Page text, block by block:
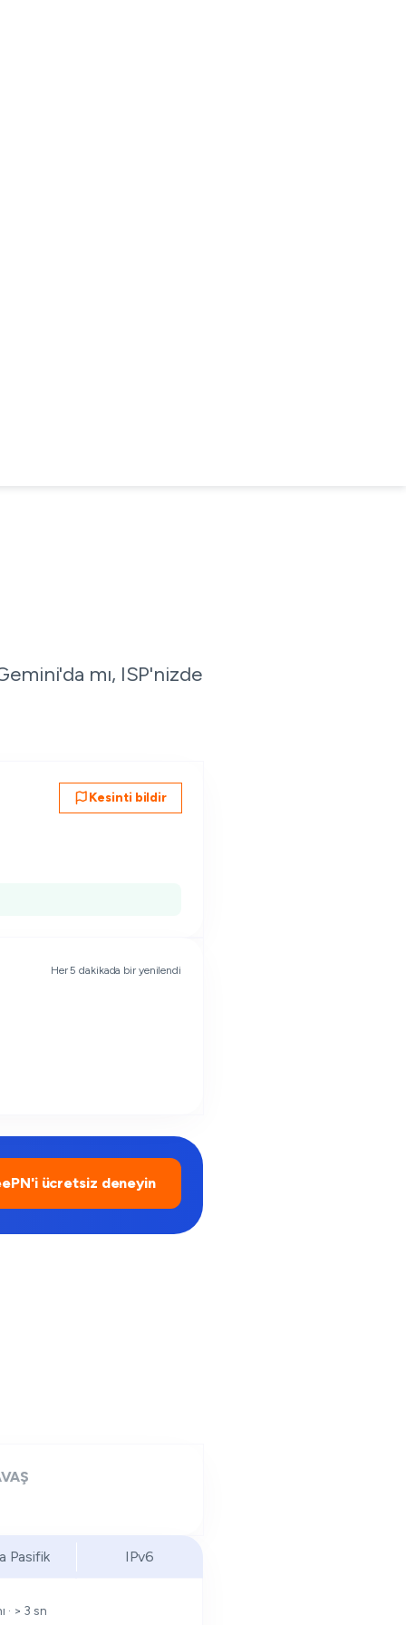
mı, ISP'nizde
Kesinti bildir
Her 5 dakikada bir yenilendi
ücretsiz deneyin
Pasifik IPv6
· > 3 sn